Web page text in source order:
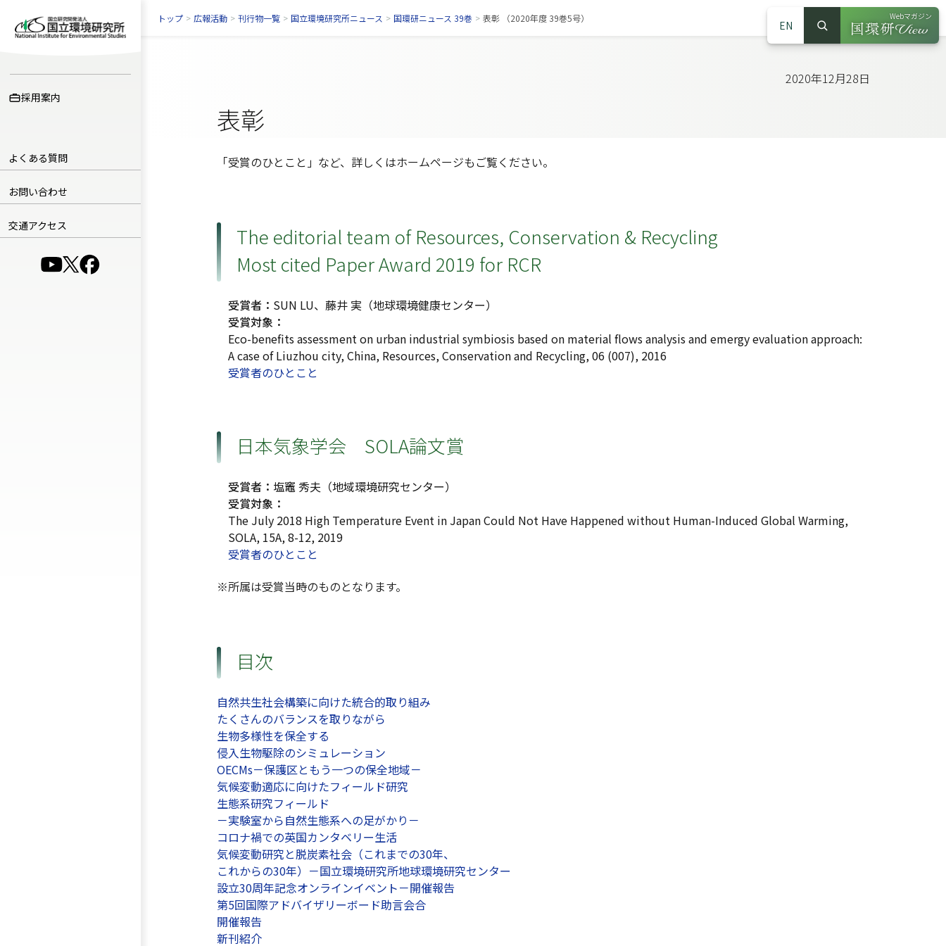
採用案内
よくある質問
お問い合わせ
交通アクセス
（別ウインドウで開きます）
（別ウインドウで開きます）
（別ウインドウで開きます）
EN
サイト内検索
検索
Webマガジン
（別ウインドウ
トップ > 広報活動 > 刊行物一覧 > 国立環境研究所ニュース > 国環研ニュース 39巻 > 表彰 （2020年度 39巻5号）
2020年12月28日
表彰
「受賞のひとこと」など、詳しくはホームページもご覧ください。
The editorial team of Resources, Conservation & Recycling
Most cited Paper Award 2019 for RCR
受賞者： SUN LU、藤井 実（地球環境健康センター）
受賞対象：
Eco-benefits assessment on urban industrial symbiosis based on material flows analysis and emergy evaluation approach:
A case of Liuzhou city, China, Resources, Conservation and Recycling, 06 (007), 2016
受賞者のひとこと
日本気象学会 SOLA論文賞
受賞者： 塩竈 秀夫（地域環境研究センター）
受賞対象：
The July 2018 High Temperature Event in Japan Could Not Have Happened without Human-Induced Global Warming,
SOLA, 15A, 8-12, 2019
受賞者のひとこと
※所属は受賞当時のものとなります。
目次
自然共生社会構築に向けた統合的取り組み
たくさんのバランスを取りながら
生物多様性を保全する
侵入生物駆除のシミュレーション
OECMs－保護区ともう一つの保全地域－
気候変動適応に向けたフィールド研究
生態系研究フィールド
－実験室から自然生態系への足がかり－
コロナ禍での英国カンタベリー生活
気候変動研究と脱炭素社会（これまでの30年、
これからの30年）－国立環境研究所地球環境研究センター
設立30周年記念オンラインイベント－開催報告
第5回国際アドバイザリーボード助言会合
開催報告
新刊紹介